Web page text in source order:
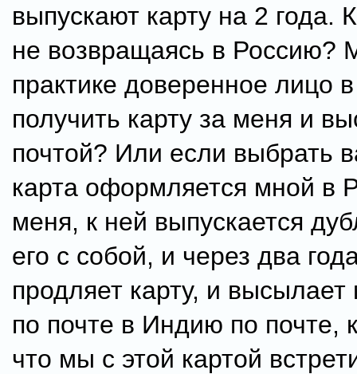
выпускают карту на 2 года.
не возвращаясь в Россию?
практике доверенное лицо
получить карту за меня и
почтой? Или если выбрать
карта оформляется мной в
меня, к ней выпускается
его с собой, и через два
продляет карту, и
по почте в Индию по почте,
что мы с этой картой